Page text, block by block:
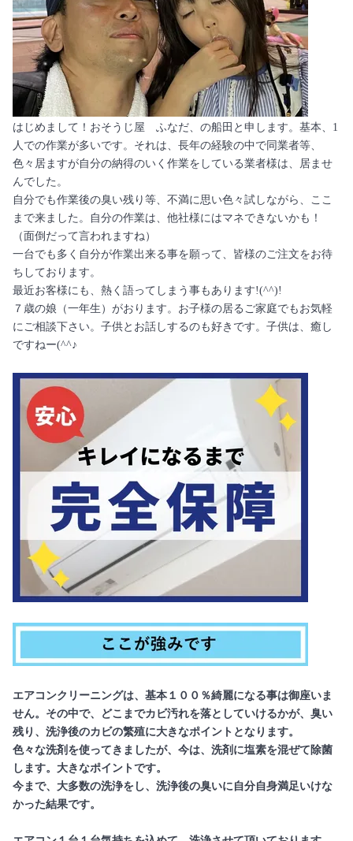
はじめまして！おそうじ屋 ふなだ、の船田と申します。基本、1
人での作業が多いです。それは、長年の経験の中で同業者等、
色々居ますが自分の納得のいく作業をしている業者様は、居ませ
んでした。
自分でも作業後の臭い残り等、不満に思い色々試しながら、ここ
まで来ました。自分の作業は、他社様にはマネできないかも！
（面倒だって言われますね）
一台でも多く自分が作業出来る事を願って、皆様のご注文をお待
ちしております。
最近お客様にも、熱く語ってしまう事もあります!(^^)!
７歳の娘（一年生）がおります。お子様の居るご家庭でもお気軽
にご相談下さい。子供とお話しするのも好きです。子供は、癒し
ですねー(^^♪
エアコンクリーニングは、基本１００％綺麗になる事は御座いま
せん。その中で、どこまでカビ汚れを落としていけるかが、臭い
残り、洗浄後のカビの繁殖に大きなポイントとなります。
色々な洗剤を使ってきましたが、今は、洗剤に塩素を混ぜて除菌
します。大きなポイントです。
今まで、大多数の洗浄をし、洗浄後の臭いに自分自身満足いけな
かった結果です。